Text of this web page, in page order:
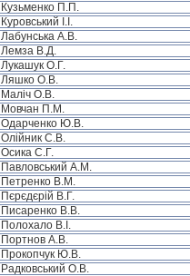
Кузьменко П.П.
Куровський І.І.
Лабунська А.В.
Лемза В.Д.
Лукашук О.Г.
Ляшко О.В.
Маліч О.В.
Мовчан П.М.
Одарченко Ю.В.
Олійник С.В.
Осика С.Г.
Павловський А.М.
Петренко В.М.
Пєрєдєрій В.Г.
Писаренко В.В.
Полохало В.І.
Портнов А.В.
Прокопчук Ю.В.
Радковський О.В.